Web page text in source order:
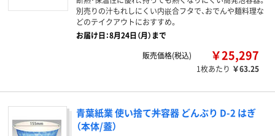
別売りの汁もれしにくい内嵌合フタで、おでんや麺料理な
どのテイクアウトにおすすめ。
お届け日：8月24日（月）まで
販売価格(税込)
￥25,297
1枚あたり ￥63.25
青葉紙業 使い捨て丼容器 どんぶり D-2 はぎ
（本体/蓋）